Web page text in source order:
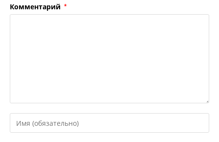
Комментарий *
Введите
свое